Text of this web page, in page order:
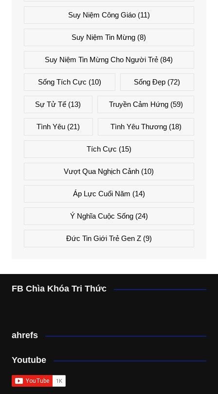
Suy Niệm Công Giáo(11)
Suy Niệm Tin Mừng (8)
Suy Niệm Tin Mừng Cho Người Trẻ (84)
Sống Tích Cực (10) Sống Đẹp (72)
Sự Tử Tế (13) Truyền Cảm Hứng(59)
Tình Yêu (21) Tình Yêu Thương(18)
Tích Cực (15)
Vượt Qua Nghịch Cảnh (10)
Áp Lực Cuối Năm (14)
Ý Nghĩa Cuộc Sống(24)
Đức Tin Giới Trẻ Gen Z(9)
FB Chìa Khóa Tri Thức
ahrefs
Youtube